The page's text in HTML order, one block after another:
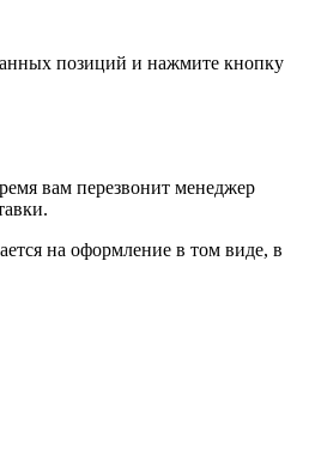
позиций и нажмите кнопку
вам перезвонит менеджер
на оформление в том виде, в